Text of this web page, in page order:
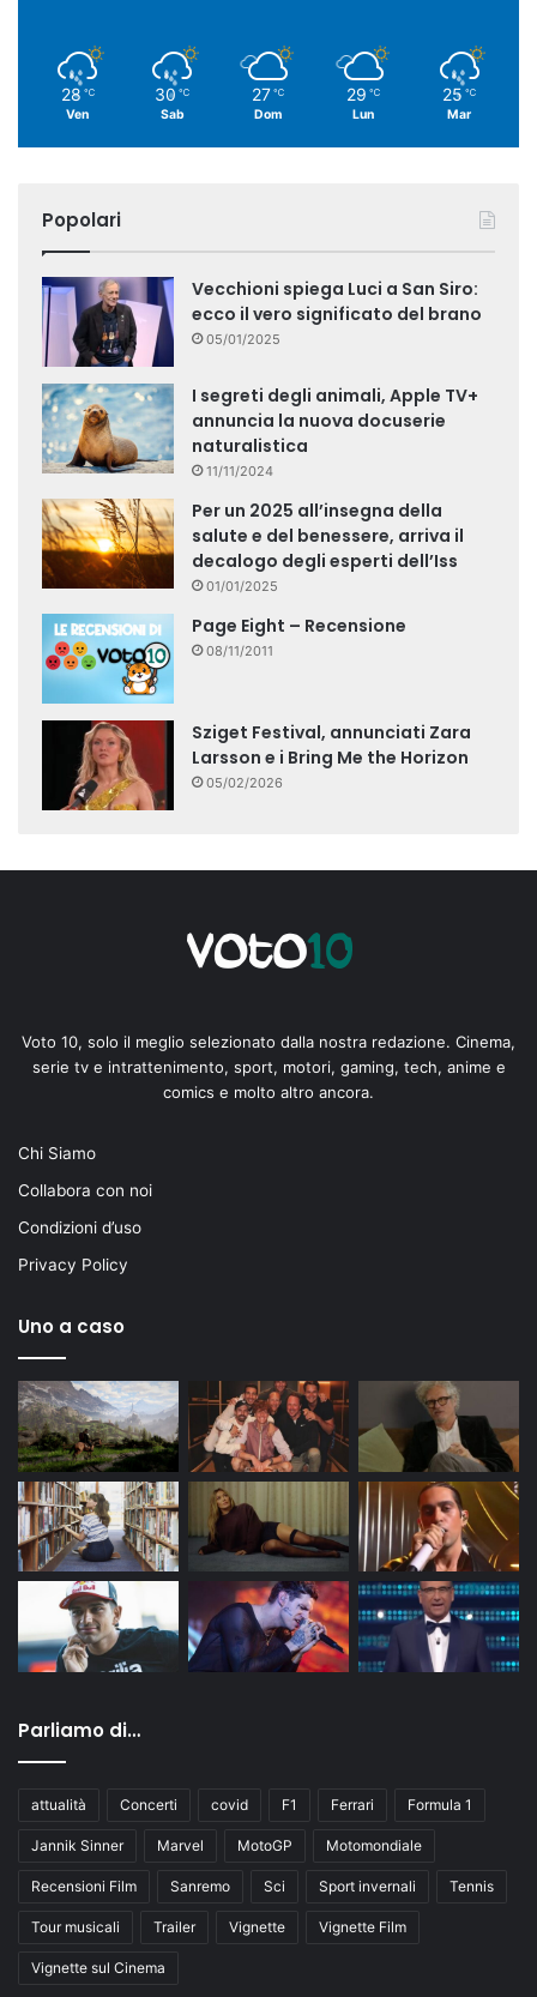
28 ℃
Ven
30 ℃
Sab
27 ℃
Dom
29 ℃
Lun
25 ℃
Mar
Popolari
Vecchioni spiega Luci a San Siro:
ecco il vero significato del brano
05/01/2025
I segreti degli animali, Apple TV+
annuncia la nuova docuserie
naturalistica
11/11/2024
Per un 2025 all’insegna della
salute e del benessere, arriva il
decalogo degli esperti dell’Iss
01/01/2025
Page Eight – Recensione
08/11/2011
Sziget Festival, annunciati Zara
Larsson e i Bring Me the Horizon
05/02/2026
Voto 10, solo il meglio selezionato dalla nostra redazione. Cinema,
serie tv e intrattenimento, sport, motori, gaming, tech, anime e
comics e molto altro ancora.
Chi Siamo
Collabora con noi
Condizioni d’uso
Privacy Policy
Uno a caso
Parliamo di…
attualità Concerti covid F1 Ferrari Formula 1
Jannik Sinner Marvel MotoGP Motomondiale
Recensioni Film Sanremo Sci Sport invernali Tennis
Tour musicali Trailer Vignette Vignette Film
Vignette sul Cinema